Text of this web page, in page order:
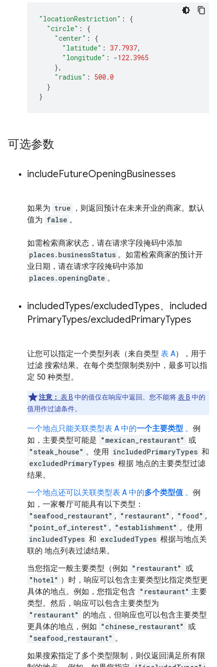
"locationRestriction" :
{
"circle" :
{
"center" :
{
"latitude" : 37.7937,
"longitude" : -122.3965
},
"radius" :
500.0
}
}
可选参数
includeFutureOpeningBusinesses
如果为 true
，则返回预计在未来开业的商家。默认
值为 false 。
如需检索商家状态，请在请求字段掩码中添加
places.businessStatus 。如需检索商家的预计开
业日期，请在请求字段掩码中添加
places.openingDate 。
includedTypes/excludedTypes、included
PrimaryTypes/excludedPrimaryTypes
让您可以指定一个类型列表（来自类型 表 A），用于
过滤 搜索结果。在每个类型限制类别中，最多可以指
定 50 种类型。
注意： 表 B 中的值仅在响应中返回。您不能将表 B 中的
值用作过滤条件。
一个地点只能关联类型表 A 中的一个主要类型 。 例
如，主要类型可能是 "mexican_restaurant" 或
"steak_house" 。使用 includedPrimaryTypes 和
excludedPrimaryTypes 根据 地点的主要类型过滤
结果。
一个地点还可以关联类型表 A 中的多个类型值 。 例
如，一家餐厅可能具有以下类型：
"seafood_restaurant" , "restaurant" , "food" ,
"point_of_interest" , "establishment" 。使用
includedTypes 和 excludedTypes 根据与地点关
联的 地点列表过滤结果。
当您指定一般主要类型（例如 "restaurant" 或
"hotel" ）时，响应可以包含主要类型比指定类型更
具体的地点。例如，您指定包含 "restaurant" 主要
类型。然后，响应可以包含主要类型为
"restaurant"
的地点，但响应也可以包含主要类型
更具体的地点，例如 "chinese_restaurant" 或
"seafood_restaurant" 。
如果搜索指定了多个类型限制，则仅返回满足所有限